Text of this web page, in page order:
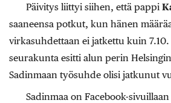
Päivitys liittyi siihen, että pappi
saaneensa potkut, kun hänen
virkasuhdettaan ei jatkettu kuin
seurakunta esitti alun perin
Sadinmaan työsuhde olisi jatkunut
Sadinmaa on Facebook-